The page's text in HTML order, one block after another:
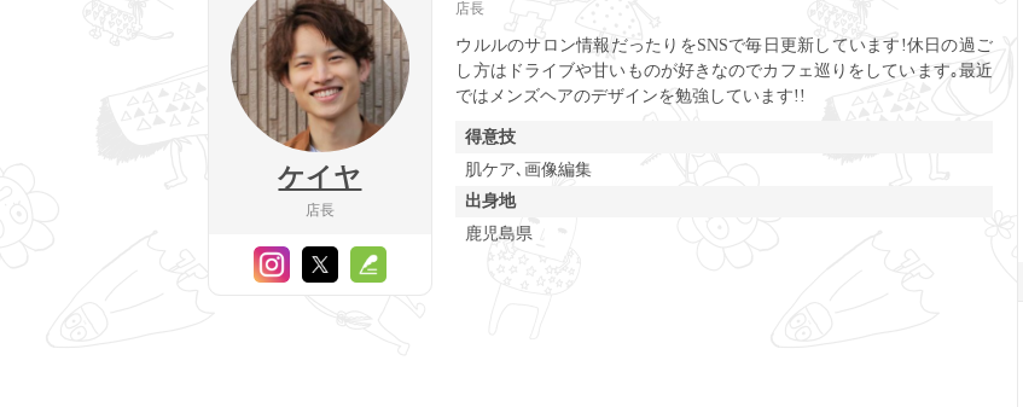
ケイヤ
店長
店長
ウルルのサロン情報だったりをSNSで毎日更新しています!休日の過ご
し方はドライブや甘いものが好きなのでカフェ巡りをしています｡最近
ではメンズヘアのデザインを勉強しています!!
得意技
肌ケア､画像編集
出身地
鹿児島県